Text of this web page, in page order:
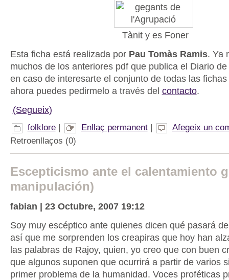
Tànit y es Foner
Esta ficha está realizada por Pau Tomàs Ramis. Ya
muchos de los anteriores pdf que publica el Diario
en caso de interesarte el conjunto de todas las
ahora puedes pedirmelo a través del contacto.
(Segueix)
folklore| Enllaç permanent|
Afegeix un
Retroenllaços (0)
Escepticismo ante el calentamiento
manipulación)
fabian | 23 Octubre, 2007 19:12
Soy muy escéptico ante quienes dicen qué pasará
así que me sorprenden los creapiras que hoy han
las palabras de Rajoy, quien, yo creo que con buen
que algunos suponen que ocurrirá a partir de varios
primer problema de la humanidad. Voces proféticas